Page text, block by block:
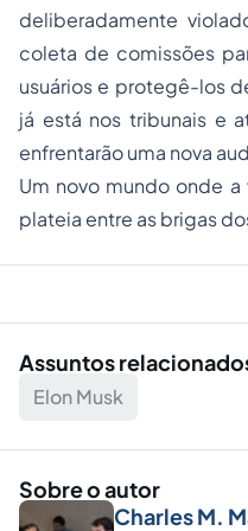
deliberadamente
coleta de comissões
usuários e protegê-los
já está nos tribunais e
enfrentarão uma nova
Um novo mundo onde
plateia entre as brigas
Assuntos
Elon Musk
Sobre o autor
Charles M.